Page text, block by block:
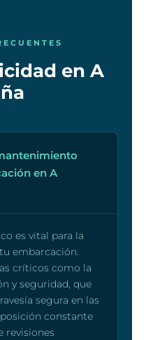
en A
en A
es vital para la
embarcación.
críticos como la
y seguridad, que
segura en las
constante
revisiones